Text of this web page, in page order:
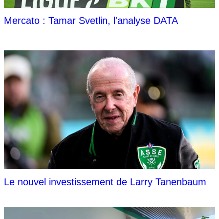
Mercato : Tamar Svetlin, l'analyse DATA
Le nouvel investissement de Larry Tanenbaum